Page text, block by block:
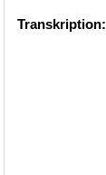
Transkription: